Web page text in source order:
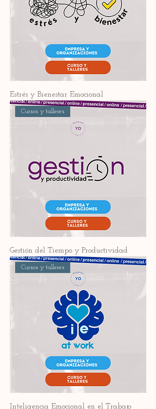
Estrés y Bienestar Emocional
Cursos y talleres
Gestión del Tiempo y Productividad
Cursos y talleres
Inteligencia Emocional en el Trabajo